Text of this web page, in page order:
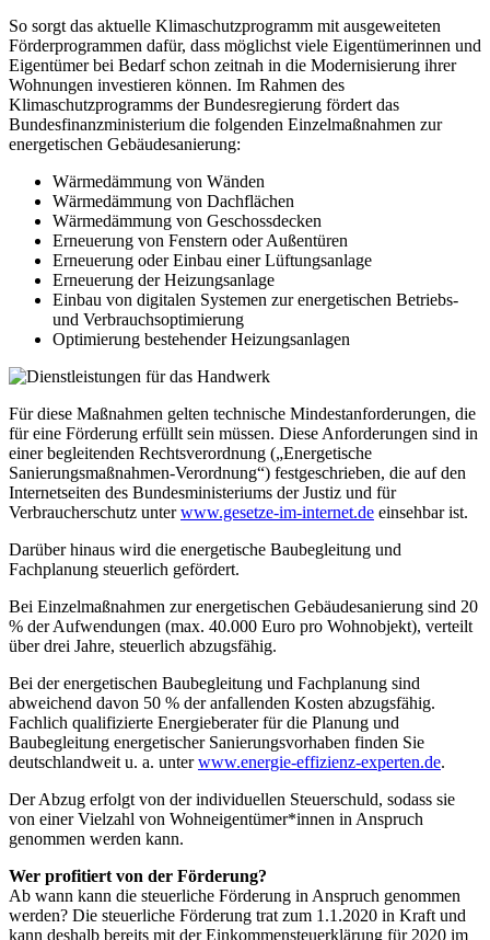
So sorgt das aktuelle Klimaschutzprogramm mit ausgeweiteten
Förderprogrammen dafür, dass möglichst viele Eigentümerinnen und
Eigentümer bei Bedarf schon zeitnah in die Modernisierung ihrer
Wohnungen investieren können. Im Rahmen des
Klimaschutzprogramms der Bundesregierung fördert das
Bundesfinanzministerium die folgenden Einzelmaßnahmen zur
energetischen Gebäudesanierung:
Wärmedämmung von Wänden
Wärmedämmung von Dachflächen
Wärmedämmung von Geschossdecken
Erneuerung von Fenstern oder Außentüren
Erneuerung oder Einbau einer Lüftungsanlage
Erneuerung der Heizungsanlage
Einbau von digitalen Systemen zur energetischen Betriebs-
und Verbrauchsoptimierung
Optimierung bestehender Heizungsanlagen
Für diese Maßnahmen gelten technische Mindestanforderungen, die
für eine Förderung erfüllt sein müssen. Diese Anforderungen sind in
einer begleitenden Rechtsverordnung („Energetische
Sanierungsmaßnahmen-Verordnung“) festgeschrieben, die auf den
Internetseiten des Bundesministeriums der Justiz und für
Verbraucherschutz unterwww.gesetze-im-internet.de einsehbar ist.
Darüber hinaus wird die energetische Baubegleitung und
Fachplanung steuerlich gefördert.
Bei Einzelmaßnahmen zur energetischen Gebäudesanierung sind 20
% der Aufwendungen (max. 40.000 Euro pro Wohnobjekt), verteilt
über drei Jahre, steuerlich abzugsfähig.
Bei der energetischen Baubegleitung und Fachplanung sind
abweichend davon 50 % der anfallenden Kosten abzugsfähig.
Fachlich qualifizierte Energieberater für die Planung und
Baubegleitung energetischer Sanierungsvorhaben finden Sie
deutschlandweit u. a. unterwww.energie-effizienz-experten.de.
Der Abzug erfolgt von der individuellen Steuerschuld, sodass sie
von einer Vielzahl von Wohneigentümer*innen in Anspruch
genommen werden kann.
Wer profitiert von der Förderung?
Ab wann kann die steuerliche Förderung in Anspruch genommen
werden? Die steuerliche Förderung trat zum 1.1.2020 in Kraft und
kann deshalb bereits mit der Einkommensteuerklärung für 2020 im